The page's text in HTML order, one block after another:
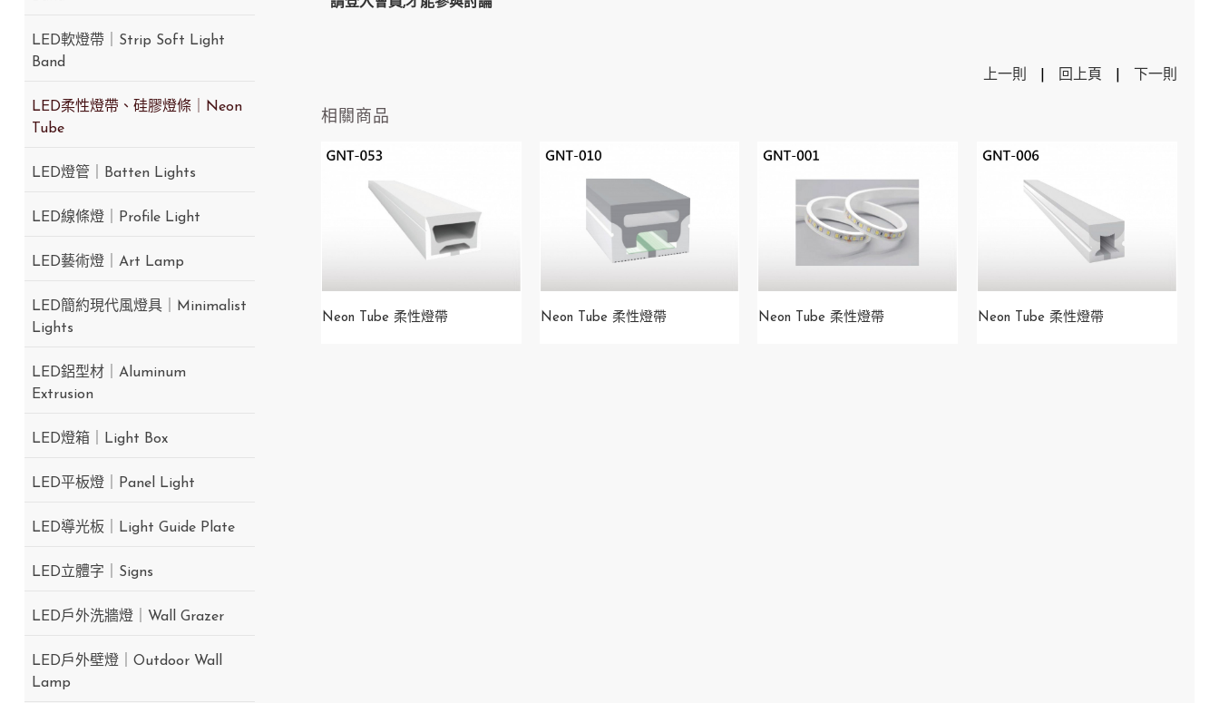
請登入會員,才能參與討論
上一則 回上頁 下一則
相關商品
Neon Tube 柔性燈帶 Neon Tube 柔性燈帶 Neon Tube 柔性燈帶 Neon Tube 柔性燈帶
LED軟燈帶｜Strip Soft Light
Band
LED柔性燈帶、硅膠燈條｜Neon
Tube
LED燈管｜Batten Lights
LED線條燈｜Profile Light
LED藝術燈｜Art Lamp
LED簡約現代風燈具｜Minimalist
Lights
LED鋁型材｜Aluminum
Extrusion
LED燈箱｜Light Box
LED平板燈｜Panel Light
LED導光板｜Light Guide Plate
LED立體字｜Signs
LED戶外洗牆燈｜Wall Grazer
LED戶外壁燈｜Outdoor Wall
Lamp